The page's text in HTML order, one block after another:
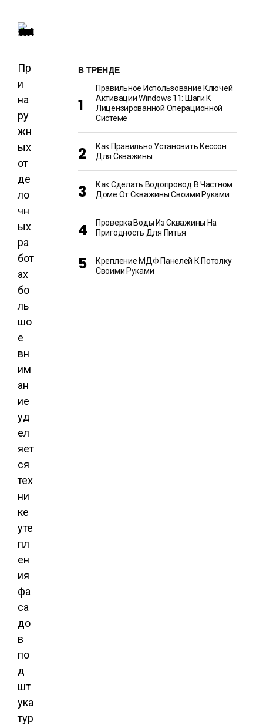
Пр
и
на
ру
жн
ых
от
де
ло
чн
ых
ра
бот
ах
бо
ль
шо
е
вн
им
ан
ие
уд
ел
яет
ся
тех
ни
ке
уте
пл
ен
ия
фа
са
до
в
по
д
шт
ука
тур
В ТРЕНДЕ
Правильное Использование Ключей
Активации Windows 11: Шаги К
Лицензированной Операционной
Системе
Как Правильно Установить Кессон
Для Скважины
Как Сделать Водопровод В Частном
Доме От Скважины Своими Руками
Проверка Воды Из Скважины На
Пригодность Для Питья
Крепление МДФ Панелей К Потолку
Своими Руками